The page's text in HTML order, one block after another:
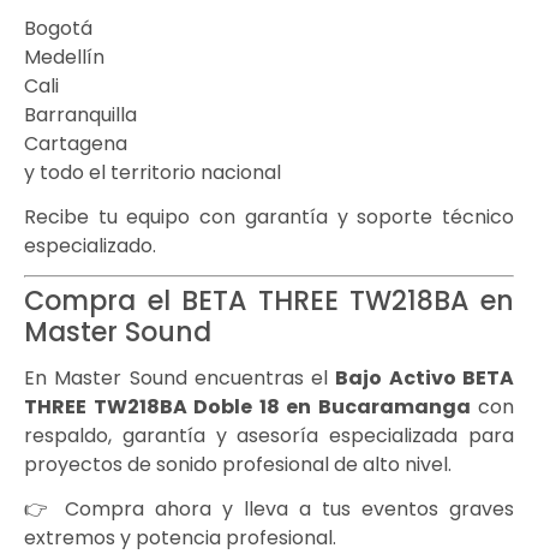
Bogotá
Medellín
Cali
Barranquilla
Cartagena
y todo el territorio nacional
Recibe tu equipo con garantía y soporte técnico
especializado.
Compra el BETA THREE TW218BA en
Master Sound
En Master Sound encuentras el Bajo Activo BETA
THREE TW218BA Doble 18 en Bucaramanga con
respaldo, garantía y asesoría especializada para
proyectos de sonido profesional de alto nivel.
👉 Compra ahora y lleva a tus eventos graves
extremos y potencia profesional.